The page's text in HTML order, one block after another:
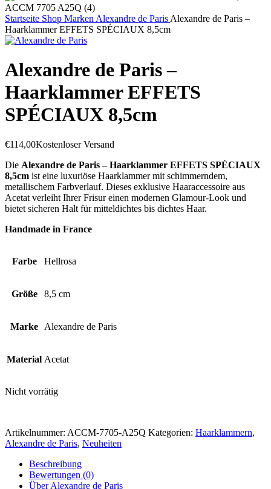
Startseite Shop Marken Alexandre de Paris Alexandre de Paris –
Haarklammer EFFETS SPÉCIAUX 8,5cm
Alexandre de Paris –
Haarklammer EFFETS
SPÉCIAUX 8,5cm
€114,00Kostenloser Versand
Die Alexandre de Paris – Haarklammer EFFETS SPÉCIAUX
8,5cm ist eine luxuriöse Haarklammer mit schimmerndem,
metallischem Farbverlauf. Dieses exklusive Haaraccessoire aus
Acetat verleiht Ihrer Frisur einen modernen Glamour-Look und
bietet sicheren Halt für mitteldichtes bis dichtes Haar.
Handmade in France
Farbe Hellrosa
Größe 8,5 cm
Marke Alexandre de Paris
Material Acetat
Nicht vorrätig
Artikelnummer: ACCM-7705-A25Q Kategorien: Haarklammern,
Alexandre de Paris, Neuheiten
Beschreibung
Bewertungen (0)
Über Alexandre de Paris